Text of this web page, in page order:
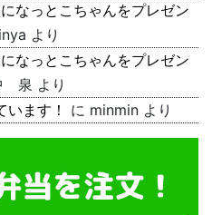
なっとこちゃんをプレゼン
より
なっとこちゃんをプレゼン
泉 より
ます！
に minmin より